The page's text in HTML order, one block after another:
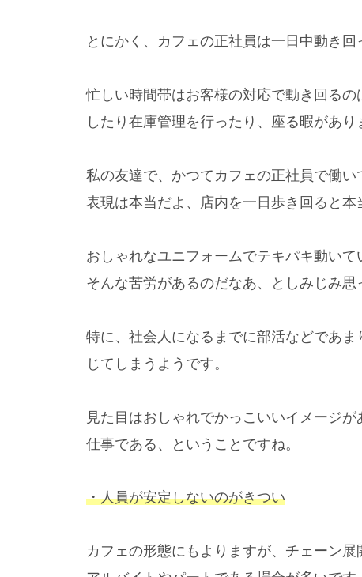
とにかく、カフェの正社員は一日中動き回
忙しい時間帯はお客様の対応で動き回る
したり在庫管理を行ったり、座る暇があり
私の友達で、かつてカフェの正社員で働
表現は本当だよ、店内を一日歩き回ると本
おしゃれなユニフォームでテキパキ動い
そんな苦労があるのだなあ、としみじみ思
特に、社会人になるまでに部活などであ
じてしまうようです。
見た目はおしゃれでかっこいいイメージ
仕事である、ということですね。
・人員が安定しないのがきつい
カフェの形態にもよりますが、チェーン